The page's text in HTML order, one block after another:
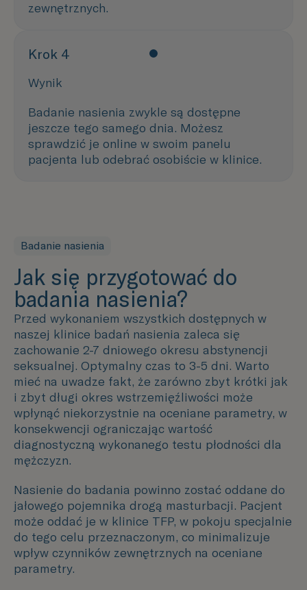
zewnętrznych.
Krok 4
Wynik
Badanie nasienia zwykle są dostępne
jeszcze tego samego dnia. Możesz
sprawdzić je online w swoim panelu
pacjenta lub odebrać osobiście w klinice.
Badanie nasienia
Jak się przygotować do
badania nasienia?
Przed wykonaniem wszystkich dostępnych w
naszej klinice badań nasienia zaleca się
zachowanie 2-7 dniowego okresu abstynencji
seksualnej. Optymalny czas to 3-5 dni. Warto
mieć na uwadze fakt, że zarówno zbyt krótki jak
i zbyt długi okres wstrzemięźliwości może
wpłynąć niekorzystnie na oceniane parametry, w
konsekwencji ograniczając wartość
diagnostyczną wykonanego testu płodności dla
mężczyzn.
Nasienie do badania powinno zostać oddane do
jałowego pojemnika drogą masturbacji. Pacjent
może oddać je w klinice TFP, w pokoju specjalnie
do tego celu przeznaczonym, co minimalizuje
wpływ czynników zewnętrznych na oceniane
parametry.